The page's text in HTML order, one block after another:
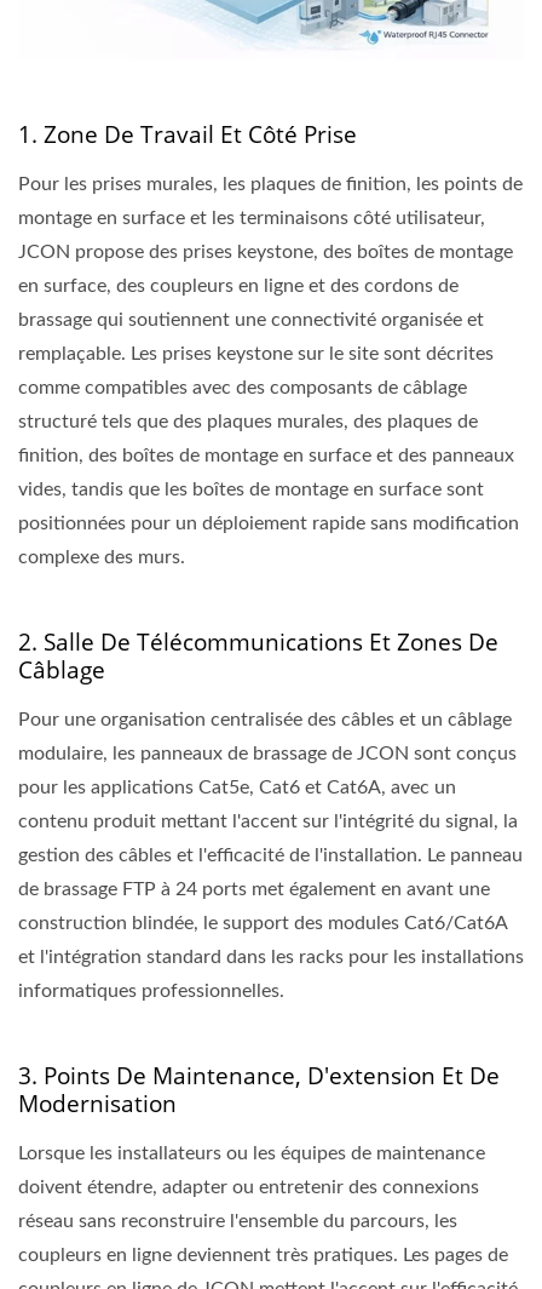
1. Zone De Travail Et Côté Prise
Pour les prises murales, les plaques de finition, les points de
montage en surface et les terminaisons côté utilisateur,
JCON propose des prises keystone, des boîtes de montage
en surface, des coupleurs en ligne et des cordons de
brassage qui soutiennent une connectivité organisée et
remplaçable. Les prises keystone sur le site sont décrites
comme compatibles avec des composants de câblage
structuré tels que des plaques murales, des plaques de
finition, des boîtes de montage en surface et des panneaux
vides, tandis que les boîtes de montage en surface sont
positionnées pour un déploiement rapide sans modification
complexe des murs.
2. Salle De Télécommunications Et Zones De
Câblage
Pour une organisation centralisée des câbles et un câblage
modulaire, les panneaux de brassage de JCON sont conçus
pour les applications Cat5e, Cat6 et Cat6A, avec un
contenu produit mettant l'accent sur l'intégrité du signal, la
gestion des câbles et l'efficacité de l'installation. Le panneau
de brassage FTP à 24 ports met également en avant une
construction blindée, le support des modules Cat6/Cat6A
et l'intégration standard dans les racks pour les installations
informatiques professionnelles.
3. Points De Maintenance, D'extension Et De
Modernisation
Lorsque les installateurs ou les équipes de maintenance
doivent étendre, adapter ou entretenir des connexions
réseau sans reconstruire l'ensemble du parcours, les
coupleurs en ligne deviennent très pratiques. Les pages de